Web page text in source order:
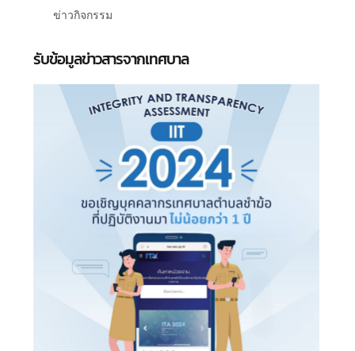
ข่าวกิจกรรม
รับข้อมูลข่าวสารจากเทศบาล